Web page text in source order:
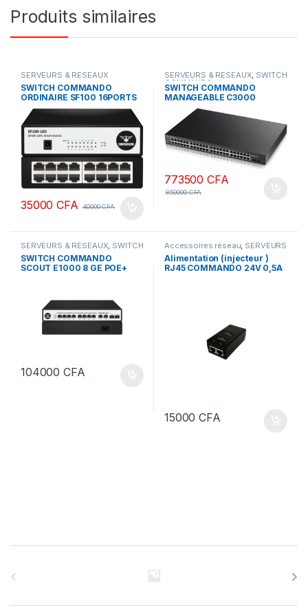
Produits similaires
SERVEURS & RESEAUX
SWITCH COMMANDO
ORDINAIRE SF100 16PORTS
35000CFA 40000CFA
SERVEURS & RESEAUX, SWITCH
COMMANDO
SWITCH COMMANDO
MANAGEABLE C3000
48ports Gigabyte + POE 800
773500CFA
850000CFA
SERVEURS & RESEAUX, SWITCH
COMMANDO
SWITCH COMMANDO
SCOUT E1000 8 GE POE+
104000CFA
Accessoires réseau, SERVEURS
& RESEAUX
Alimentation (injecteur )
RJ45 COMMANDO 24V 0,5A
15000CFA